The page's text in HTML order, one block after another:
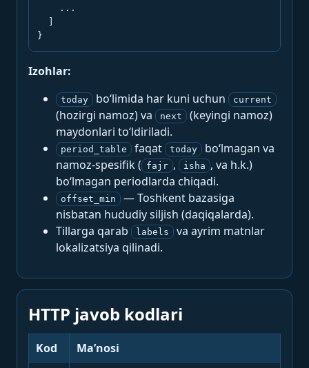
    ...
}
Izohlar:
today bo‘limida har kuni uchun current
(hozirgi namoz) va next
(keyingi namoz)
maydonlari to‘ldiriladi.
period_table faqat today
bo‘lmagan va
namoz-spesifik ( fajr , isha , va h.k.)
bo‘lmagan periodlarda chiqadi.
offset_min
— Toshkent bazasiga
nisbatan hududiy siljish (daqiqalarda).
Tillarga qarab
labels
va ayrim matnlar
lokalizatsiya qilinadi.
HTTP javob kodlari
Kod Ma’nosi